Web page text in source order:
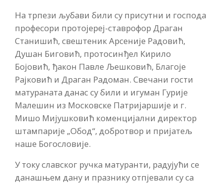
На трпези љубави били су присутни и господа
професори протојереј-ставрофор Драган
Станишић, свештеник Арсеније Радовић,
Душан Биговић, протосинђел Кирило
Бојовић, ђакон Павле Љешковић, Благоје
Рајковић и Драган Радоман. Свечани гости
матураната данас су били и игуман Гурије
Малешин из Московске Патријаршије и г.
Мишо Мијушковић коменцијални директор
штампарије „Обод“, добротвор и пријатељ
наше Богословије.
У току славског ручка матуранти, радујући се
данашњем дану и празнику отпјевали су са